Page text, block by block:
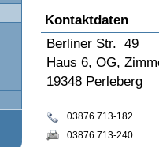
Kontaktdaten
Berliner Str. 49
Haus 6, OG,
19348 Perleberg
03876 713-182
03876 713-240